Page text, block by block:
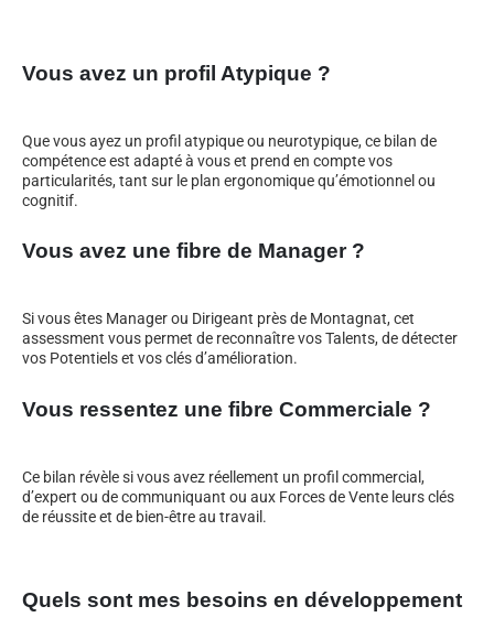
Vous avez un profil Atypique ?
Que vous ayez un profil atypique ou neurotypique, ce bilan de
compétence est adapté à vous et prend en compte vos
particularités, tant sur le plan ergonomique qu’émotionnel ou
cognitif.
Vous avez une fibre de Manager ?
Si vous êtes Manager ou Dirigeant près de Montagnat, cet
assessment vous permet de reconnaître vos Talents, de détecter
vos Potentiels et vos clés d’amélioration.
Vous ressentez une fibre Commerciale ?
Ce bilan révèle si vous avez réellement un profil commercial,
d’expert ou de communiquant ou aux Forces de Vente leurs clés
de réussite et de bien-être au travail.
Quels sont mes besoins en développement